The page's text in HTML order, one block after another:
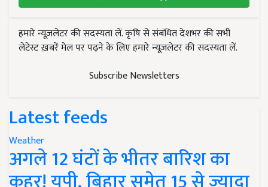
हमारे न्यूज़लेटर की सदस्यता लें. कृषि से संबंधित देशभर की सभी
लेटेस्ट ख़बरें मेल पर पढ़ने के लिए हमारे न्यूज़लेटर की सदस्यता लें.
Subscribe Newsletters
Latest feeds
Weather
अगले 12 घंटों के भीतर बारिश का